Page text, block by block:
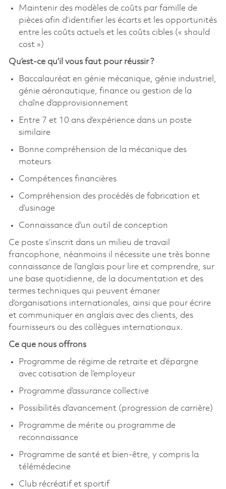
Maintenir des modèles de coûts par famille de
pièces afin d’identifier les écarts et les opportunités
entre les coûts actuels et les coûts cibles (« should
cost »)
Qu’est-ce qu’il vous faut pour réussir ?
Baccalauréat en génie mécanique, génie industriel,
génie aéronautique, finance ou gestion de la
chaîne d’approvisionnement
Entre 7 et 10 ans d’expérience dans un poste
similaire
Bonne compréhension de la mécanique des
moteurs
Compétences financières
Compréhension des procédés de fabrication et
d’usinage
Connaissance d’un outil de conception
Ce poste s’inscrit dans un milieu de travail
francophone, néanmoins il nécessite une très bonne
connaissance de l’anglais pour lire et comprendre, sur
une base quotidienne, de la documentation et des
termes techniques qui peuvent émaner
d’organisations internationales, ainsi que pour écrire
et communiquer en anglais avec des clients, des
fournisseurs ou des collègues internationaux.
Ce que nous offrons
Programme de régime de retraite et d’épargne
avec cotisation de l’employeur
Programme d’assurance collective
Possibilités d’avancement (progression de carrière)
Programme de mérite ou programme de
reconnaissance
Programme de santé et bien-être, y compris la
télémédecine
Club récréatif et sportif